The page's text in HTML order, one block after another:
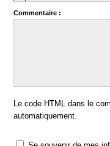
Commentaire :
Le code HTML dans le
automatiquement.